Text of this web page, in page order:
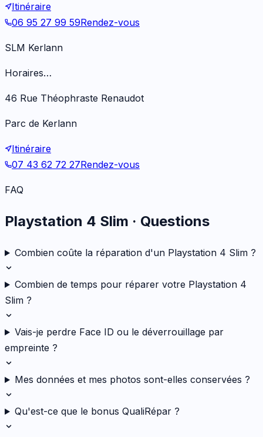
Itinéraire
06 95 27 99 59Rendez-vous
SLM Kerlann
Horaires…
46 Rue Théophraste Renaudot
Parc de Kerlann
Itinéraire
07 43 62 72 27Rendez-vous
FAQ
Playstation 4 Slim · Questions
Combien coûte la réparation d'un Playstation 4 Slim ?
Combien de temps pour réparer votre Playstation 4
Slim ?
Vais-je perdre Face ID ou le déverrouillage par
empreinte ?
Mes données et mes photos sont-elles conservées ?
Qu'est-ce que le bonus QualiRépar ?